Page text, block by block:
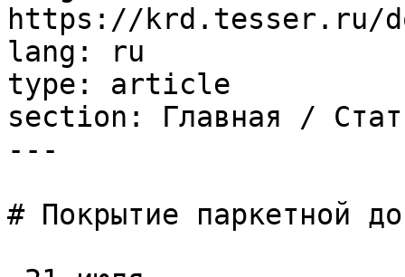
https://krd.tesser.ru/
lang: ru
type: article
section: Главная /
---
# Покрытие паркетной